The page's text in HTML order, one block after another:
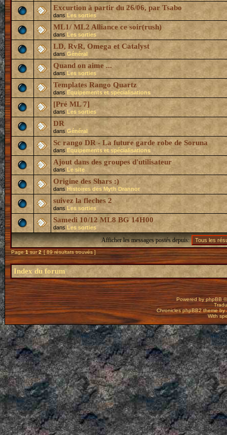
Excurtion à partir du 26/06, par Tsabo
dans Les sorties
ML1/ ML2 Alliance ce soir(rush)
dans Les sorties
LD, RvR, Omega et Catalyst
dans Général
Quand on aime ...
dans Les sorties
Templates Rango Quartz
dans Equipements et spécialisations
[Pré ML 7]
dans Les sorties
DR
dans Général
Sc rango DR - La future garde robe de Soruna
dans Equipements et spécialisations
Ajout dans des groupes d'utilisateur
dans Le site
Origine des Shars :)
dans Histoires des Myth Drannor
suivez la fleches 2
dans Les sorties
Samedi 10/12 ML8 BG 14H00
dans Les sorties
Afficher les messages postés depuis:
Page1sur2[ 89 résultats trouvés ]
Index du forum
Powered byphpBB©
Chronicles phpBB2 theme by
With